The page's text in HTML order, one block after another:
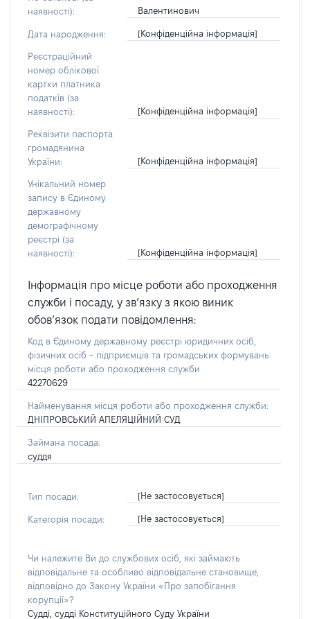
наявності):
Валентинович
Дата народження: [Конфіденційна інформація]
Реєстраційний
номер облікової
картки платника
податків (за
наявності):
[Конфіденційна інформація]
Реквізити паспорта
громадянина
України:
[Конфіденційна інформація]
Унікальний номер
запису в Єдиному
державному
демографічному
реєстрі (за
наявності):
[Конфіденційна інформація]
Інформація про місце роботи або проходження
служби і посаду, у зв’язку з якою виник
обов’язок подати повідомлення:
Код в Єдиному державному реєстрі юридичних осіб,
фізичних осіб - підприємців та громадських формувань
місця роботи або проходження служби
42270629
Найменування місця роботи або проходження служби:
ДНІПРОВСЬКИЙ АПЕЛЯЦІЙНИЙ СУД
Займана посада:
суддя
Тип посади: [Не застосовується]
Категорія посади: [Не застосовується]
Чи належите Ви до службових осіб, які займають
відповідальне та особливо відповідальне становище,
відповідно до Закону України «Про запобігання
корупції»?
Судді, судді Конституційного Суду України